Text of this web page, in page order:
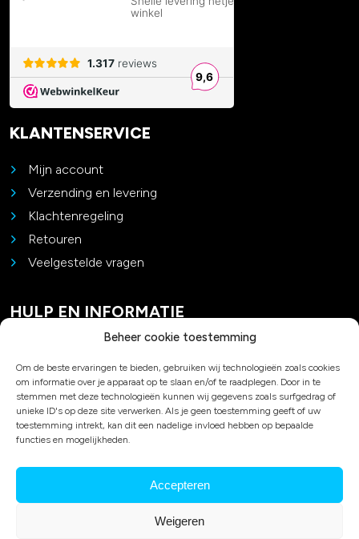
Beheer cookie toestemming
Om de beste ervaringen te bieden, gebruiken wij technologieën zoals cookies
om informatie over je apparaat op te slaan en/of te raadplegen. Door in te
stemmen met deze technologieën kunnen wij gegevens zoals surfgedrag of
unieke ID's op deze site verwerken. Als je geen toestemming geeft of uw
toestemming intrekt, kan dit een nadelige invloed hebben op bepaalde
functies en mogelijkheden.
Accepteren
Weigeren
KLANTENSERVICE
Mijn account
Verzending en levering
Klachtenregeling
Retouren
Veelgestelde vragen
HULP EN INFORMATIE
Padel advies
Privacy en cookies
Algemene voorwaarden
Over ons